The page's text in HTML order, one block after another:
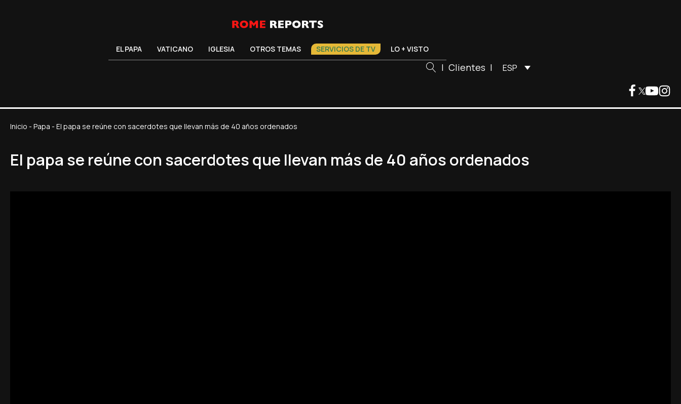
EL PAPA VATICANO IGLESIA OTROS TEMAS SERVICIOS DE TV LO + VISTO
| Clientes | ESP
Inicio - Papa - El papa se reúne con sacerdotes que llevan más de 40 años ordenados
El papa se reúne con sacerdotes que llevan más de 40 años ordenados